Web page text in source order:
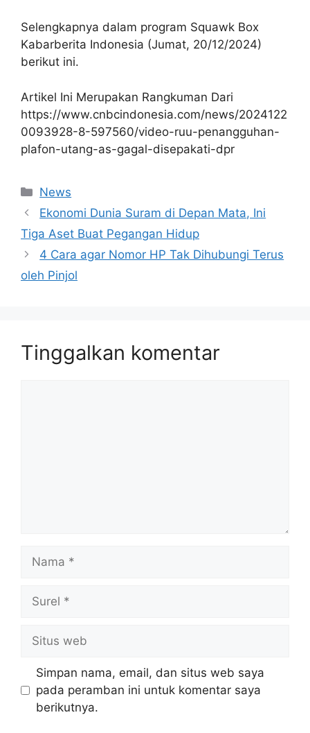
Selengkapnya dalam program Squawk Box
Kabarberita Indonesia (Jumat, 20/12/2024)
berikut ini.
Artikel Ini Merupakan Rangkuman Dari
https://www.cnbcindonesia.com/news/2024122
0093928-8-597560/video-ruu-penangguhan-
plafon-utang-as-gagal-disepakati-dpr
Kategori
News
Ekonomi Dunia Suram di Depan Mata, Ini
Tiga Aset Buat Pegangan Hidup
4 Cara agar Nomor HP Tak Dihubungi Terus
oleh Pinjol
Tinggalkan komentar
web
Simpan nama, email, dan situs web saya
pada peramban ini untuk komentar saya
berikutnya.